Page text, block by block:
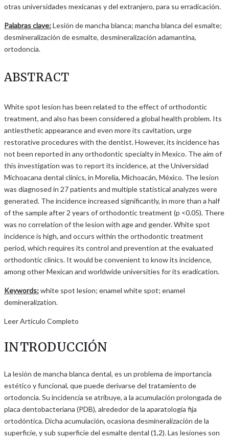
otras universidades mexicanas y del extranjero, para su erradicación.
Palabras clave:Lesión de mancha blanca; mancha blanca del esmalte;
desmineralización de esmalte, desmineralización adamantina,
ortodoncia.
ABSTRACT
White spot lesion has been related to the effect of orthodontic
treatment, and also has been considered a global health problem. Its
antiesthetic appearance and even more its cavitation, urge
restorative procedures with the dentist. However, its incidence has
not been reported in any orthodontic specialty in Mexico. The aim of
this investigation was to report its incidence, at the Universidad
Michoacana dental clinics, in Morelia, Michoacán, México. The lesion
was diagnosed in 27 patients and multiple statistical analyzes were
generated. The incidence increased significantly, in more than a half
of the sample after 2 years of orthodontic treatment (p <0.05). There
was no correlation of the lesion with age and gender. White spot
incidence is high, and occurs within the orthodontic treatment
period, which requires its control and prevention at the evaluated
orthodontic clinics. It would be convenient to know its incidence,
among other Mexican and worldwide universities for its eradication.
Keywords:white spot lesion; enamel white spot; enamel
demineralization.
Leer Artículo Completo
INTRODUCCIÓN
La lesión de mancha blanca dental, es un problema de importancia
estético y funcional, que puede derivarse del tratamiento de
ortodoncia. Su incidencia se atribuye, a la acumulación prolongada de
placa dentobacteriana (PDB), alrededor de la aparatología fija
ortodóntica. Dicha acumulación, ocasiona desmineralización de la
superficie, y sub superficie del esmalte dental (1,2). Las lesiones son